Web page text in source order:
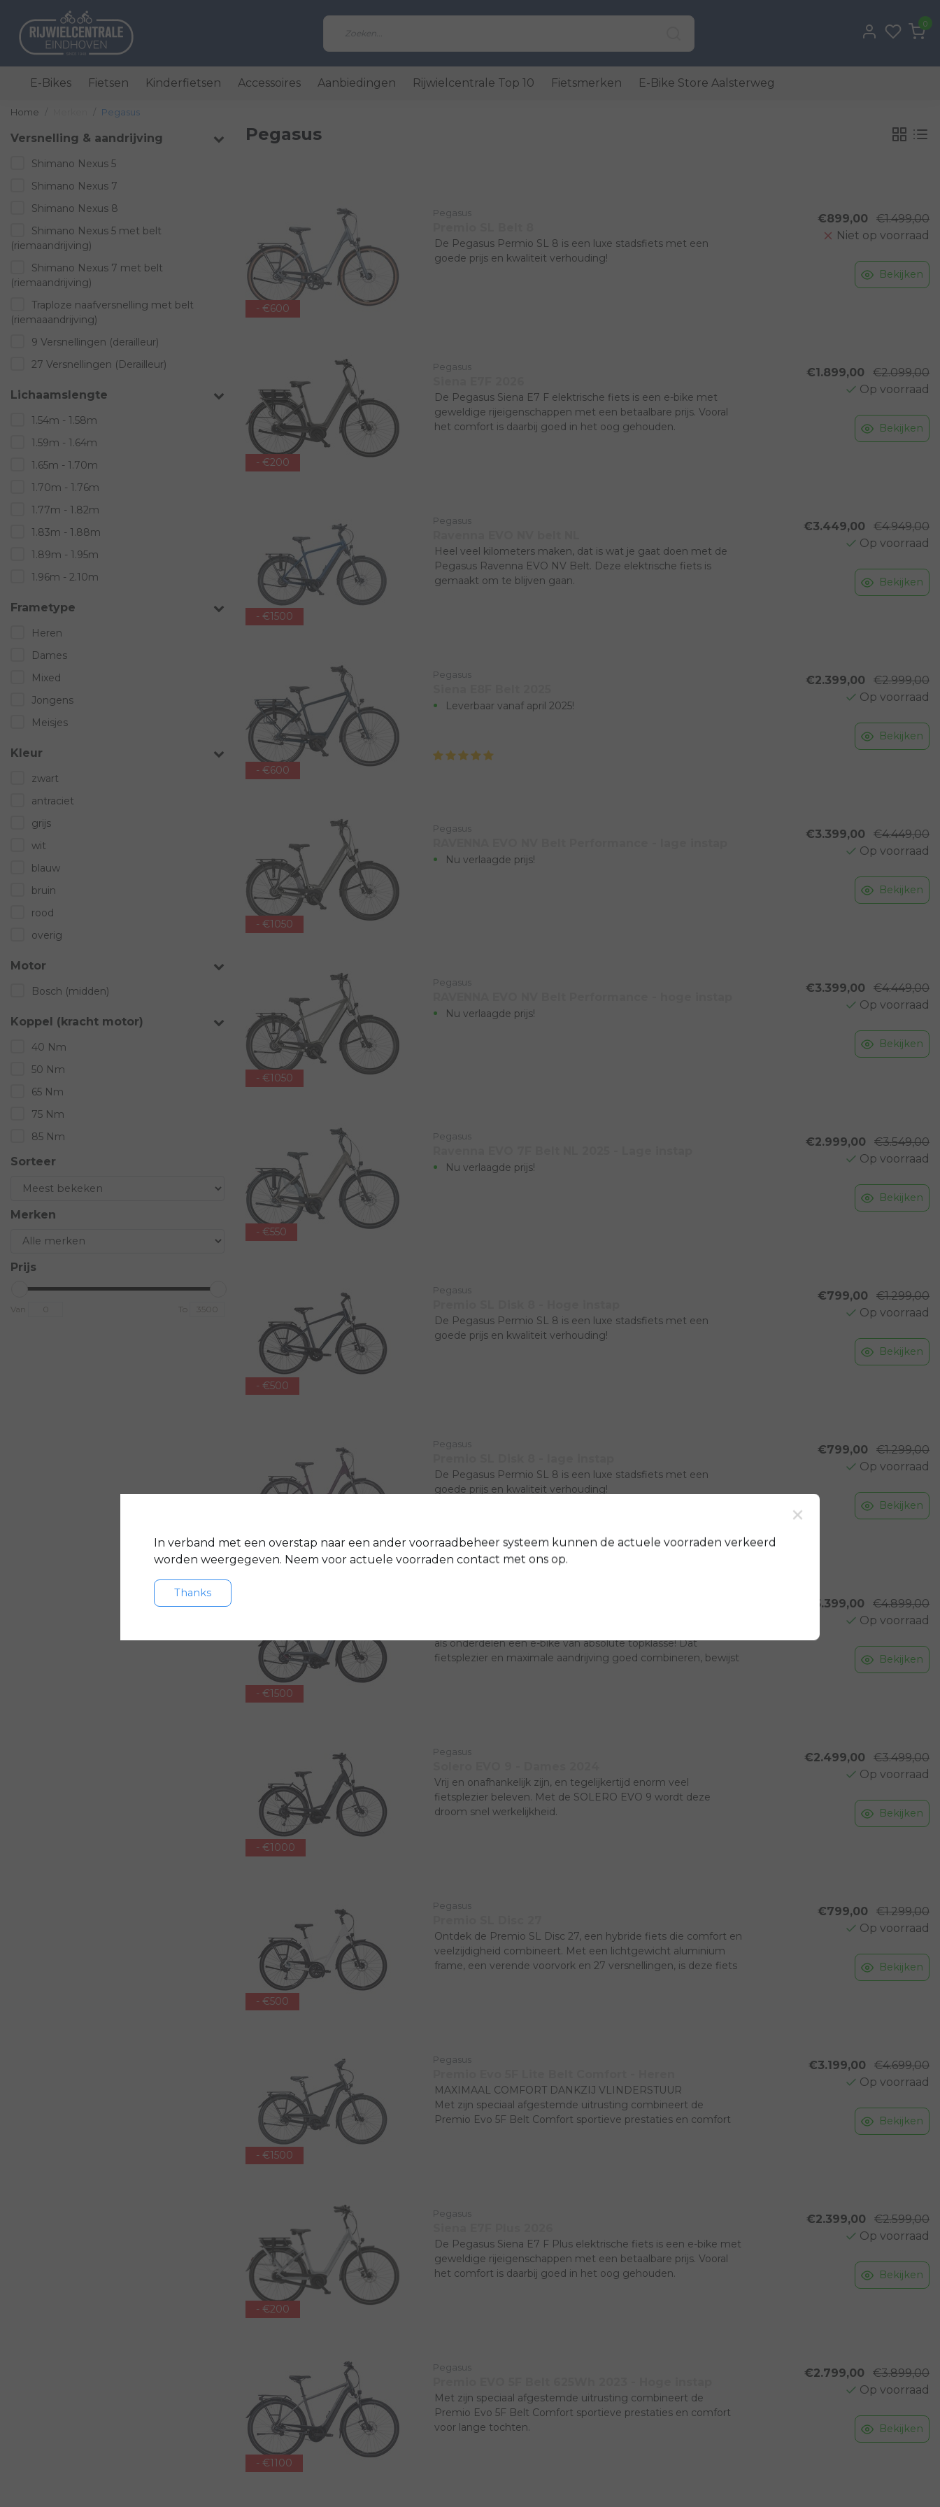
0
E-Bikes Fietsen Kinderfietsen Accessoires Aanbiedingen Rijwielcentrale Top 10 Fietsmerken E-Bike Store Aalsterweg
Home Pegasus
Versnelling & aandrijving
Shimano Nexus 5
Shimano Nexus 7
Shimano Nexus 8
Shimano Nexus 5 met belt
(riemaandrijving)
Shimano Nexus 7 met belt
(riemaandrijving)
Traploze naafversnelling met belt
(riemaaandrijving)
9 Versnellingen (derailleur)
27 Versnellingen (Derailleur)
Lichaamslengte
1.54m - 1.58m
1.59m - 1.64m
1.65m - 1.70m
1.70m - 1.76m
1.77m - 1.82m
1.83m - 1.88m
1.89m - 1.95m
1.96m - 2.10m
Frametype
Heren
Dames
Mixed
Jongens
Meisjes
Kleur
zwart
antraciet
grijs
wit
blauw
bruin
rood
overig
Motor
Bosch (midden)
Koppel (kracht motor)
40 Nm
50 Nm
65 Nm
75 Nm
85 Nm
Sorteer
Merken
Prijs
Van To
Pegasus
- €600
Pegasus
De Pegasus Permio SL 8 is een luxe stadsfiets met een
goede prijs en kwaliteit verhouding!
€899,00
€1.499,00
Niet op voorraad
Bekijken
- €200
Pegasus
De Pegasus Siena E7 F elektrische fiets is een e-bike met
geweldige rijeigenschappen met een betaalbare prijs. Vooral
het comfort is daarbij goed in het oog gehouden.
€1.899,00
€2.099,00
Op voorraad
Bekijken
- €1500
Pegasus
Heel veel kilometers maken, dat is wat je gaat doen met de
Pegasus Ravenna EVO NV Belt. Deze elektrische fiets is
gemaakt om te blijven gaan.
€3.449,00
€4.949,00
Op voorraad
Bekijken
- €600
Pegasus
Leverbaar vanaf april 2025!
€2.399,00
€2.999,00
Op voorraad
Bekijken
- €1050
Pegasus
Nu verlaagde prijs!
€3.399,00
€4.449,00
Op voorraad
Bekijken
- €1050
Pegasus
Nu verlaagde prijs!
€3.399,00
€4.449,00
Op voorraad
Bekijken
- €550
Pegasus
Nu verlaagde prijs!
€2.999,00
€3.549,00
Op voorraad
Bekijken
- €500
Pegasus
De Pegasus Permio SL 8 is een luxe stadsfiets met een
goede prijs en kwaliteit verhouding!
€799,00
€1.299,00
Op voorraad
Bekijken
- €500
Pegasus
De Pegasus Permio SL 8 is een luxe stadsfiets met een
goede prijs en kwaliteit verhouding!
Pegasus.
€799,00
€1.299,00
Op voorraad
Bekijken
- €1500
als onderdelen een e-bike van absolute topklasse! Dat
fietsplezier en maximale aandrijving goed combineren, bewijst
€3.399,00
€4.899,00
Op voorraad
Bekijken
- €1000
Pegasus
Vrij en onafhankelijk zijn, en tegelijkertijd enorm veel
fietsplezier beleven. Met de SOLERO EVO 9 wordt deze
droom snel werkelijkheid.
€2.499,00
€3.499,00
Op voorraad
Bekijken
- €500
Pegasus
Ontdek de Premio SL Disc 27, een hybride fiets die comfort en
veelzijdigheid combineert. Met een lichtgewicht aluminium
frame, een verende voorvork en 27 versnellingen, is deze fiets
€799,00
€1.299,00
Op voorraad
Bekijken
- €1500
Pegasus
MAXIMAAL COMFORT DANKZIJ VLINDERSTUUR
Met zijn speciaal afgestemde uitrusting combineert de
Premio Evo 5F Belt Comfort sportieve prestaties en comfort
€3.199,00
€4.699,00
Op voorraad
Bekijken
- €200
Pegasus
De Pegasus Siena E7 F Plus elektrische fiets is een e-bike met
geweldige rijeigenschappen met een betaalbare prijs. Vooral
het comfort is daarbij goed in het oog gehouden.
€2.399,00
€2.599,00
Op voorraad
Bekijken
- €1100
Pegasus
Met zijn speciaal afgestemde uitrusting combineert de
Premio Evo 5F Belt Comfort sportieve prestaties en comfort
voor lange tochten.
€2.799,00
€3.899,00
Op voorraad
Bekijken
×
In verband met een overstap naar een ander voorraadbeheer systeem kunnen de actuele voorraden verkeerd
worden weergegeven. Neem voor actuele voorraden contact met ons op.
Thanks